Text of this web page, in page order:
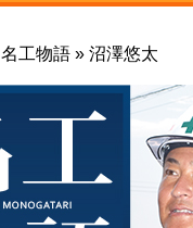
名工物語 » 沼澤悠太